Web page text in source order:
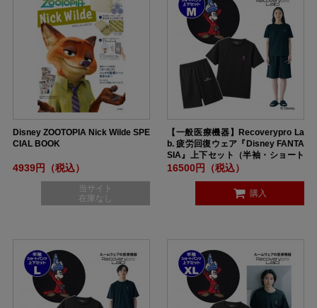
Disney ZOOTOPIA Nick Wilde SPE
CIAL BOOK
4939円（税込）
当サイト
在庫なし
【一般医療機器】Recoverypro La
b. 疲労回復ウェア『Disney FANTA
SIA』上下セット（半袖・ショート
パンツ）ユニセックス Mサイズ BL
16500円（税込）
購入